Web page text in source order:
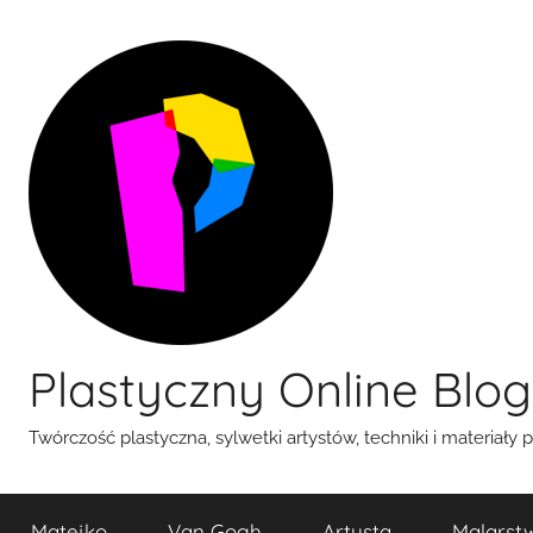
Plastyczny Online Blog
Twórczość plastyczna, sylwetki artystów, techniki i materiały